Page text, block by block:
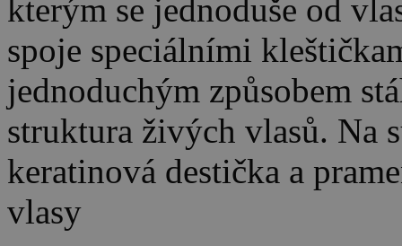
kterým se jednoduše od
spoje speciálními
jednoduchým způsobem
struktura živých vlasů. Na
keratinová destička a
vlasy